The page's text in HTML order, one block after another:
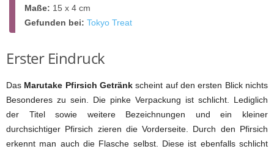
Maße: 15 x 4 cm
Gefunden bei: Tokyo Treat
Erster Eindruck
Das Marutake Pfirsich Getränk scheint auf den ersten Blick nichts
Besonderes zu sein. Die pinke Verpackung ist schlicht. Lediglich
der Titel sowie weitere Bezeichnungen und ein kleiner
durchsichtiger Pfirsich zieren die Vorderseite. Durch den Pfirsich
erkennt man auch die Flasche selbst. Diese ist ebenfalls schlicht